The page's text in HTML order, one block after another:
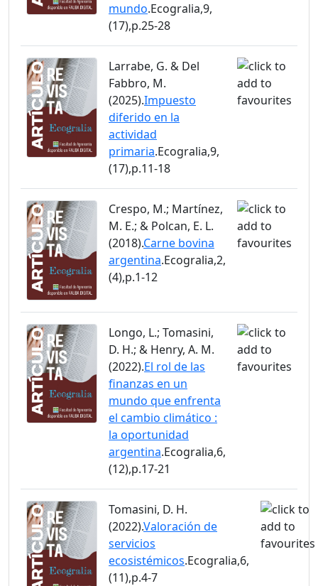
mundo.Ecogralia,9,
(17),p.25-28
Larrabe, G. & Del
Fabbro, M.
(2025).Impuesto
diferido en la
actividad
primaria.Ecogralia,9,
(17),p.11-18
Crespo, M.; Martínez,
M. E.; & Polcan, E. L.
(2018).Carne bovina
argentina.Ecogralia,2,
(4),p.1-12
Longo, L.; Tomasini,
D. H.; & Henry, A. M.
(2022).El rol de las
finanzas en un
mundo que enfrenta
el cambio climático :
la oportunidad
argentina.Ecogralia,6,
(12),p.17-21
Tomasini, D. H.
(2022).Valoración de
servicios
ecosistémicos.Ecogralia,6,
(11),p.4-7